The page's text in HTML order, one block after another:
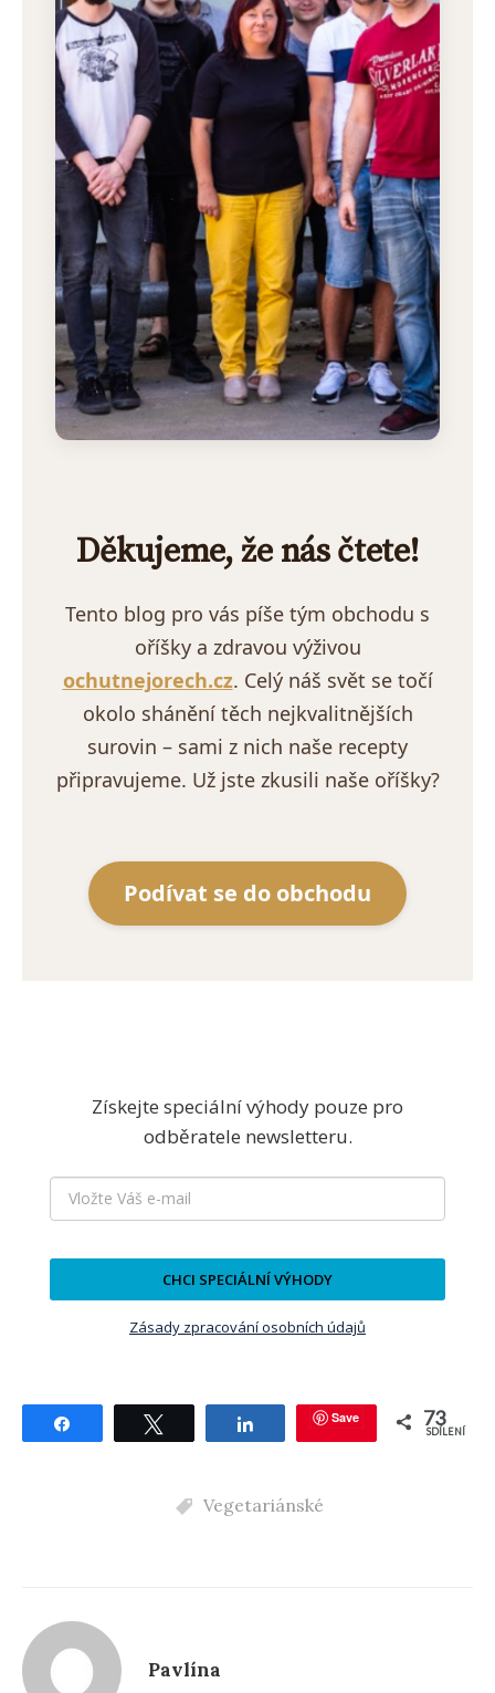
Děkujeme, že nás čtete!
Tento blog pro vás píše tým obchodu s
oříšky a zdravou výživou
ochutnejorech.cz. Celý náš svět se točí
okolo shánění těch nejkvalitnějších
surovin – sami z nich naše recepty
připravujeme. Už jste zkusili naše oříšky?
Podívat se do obchodu
Získejte speciální výhody pouze pro
odběratele newsletteru.
CHCI SPECIÁLNÍ VÝHODY
Zásady zpracování osobních údajů
Tweetnout Save 73
SDÍLENÍ
Vegetariánské
Pavlína